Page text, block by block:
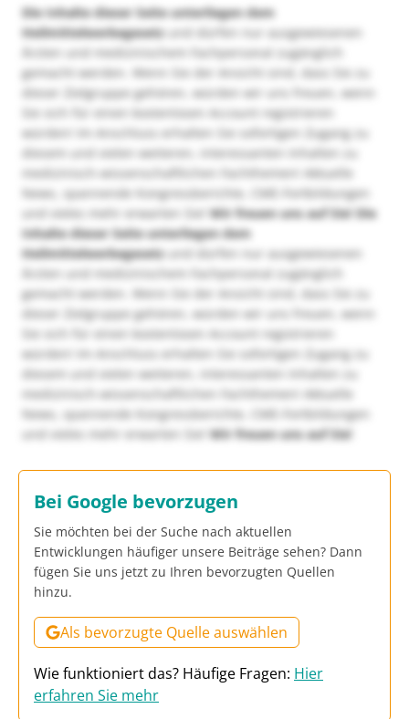
Die Inhalte dieser Seite unterliegen dem
Heilmittelwerbegesetzund dürfen nur ausgewiesenen
Ärzten und medizinischem Fachpersonal zugänglich
gemacht werden. Wenn Sie der Ansicht sind, dass Sie zu
dieser Zielgruppe gehören, würden wir uns freuen, wenn
Sie sich für einen kostenlosen Account registrieren
würden! Im Anschluss erhalten Sie sofortigen Zugang zu
diesem und vielen weiteren, interessanten Inhalten zu
medizinisch-wissenschaftlichen Fachthemen! Aktuelle
News, spannende Kongressberichte, CME-Fortbildungen
und vieles mehr erwarten Sie!Wir freuen uns auf Sie! Die
Inhalte dieser Seite unterliegen dem
Heilmittelwerbegesetzund dürfen nur ausgewiesenen
Ärzten und medizinischem Fachpersonal zugänglich
gemacht werden. Wenn Sie der Ansicht sind, dass Sie zu
dieser Zielgruppe gehören, würden wir uns freuen, wenn
Sie sich für einen kostenlosen Account registrieren
würden! Im Anschluss erhalten Sie sofortigen Zugang zu
diesem und vielen weiteren, interessanten Inhalten zu
medizinisch-wissenschaftlichen Fachthemen! Aktuelle
News, spannende Kongressberichte, CME-Fortbildungen
und vieles mehr erwarten Sie!Wir freuen uns auf Sie!
Bei Google bevorzugen
Sie möchten bei der Suche nach aktuellen
Entwicklungen häufiger unsere Beiträge sehen? Dann
fügen Sie uns jetzt zu Ihren bevorzugten Quellen
hinzu.
Als bevorzugte Quelle auswählen
Wie funktioniert das? Häufige Fragen: Hier
erfahren Sie mehr